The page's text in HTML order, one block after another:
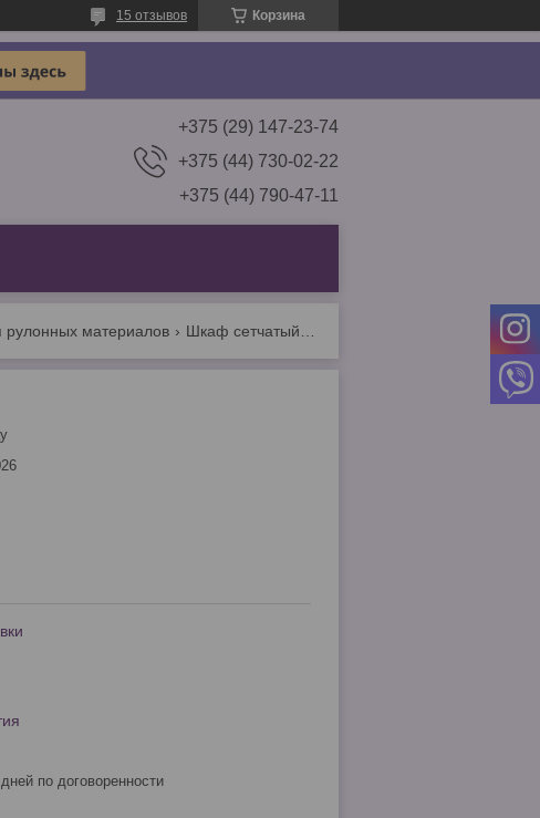
Корзина
15 отзывов
+375 (29) 147-23-74
+375 (44) 730-02-22
+375 (44) 790-47-11
рулонных материалов
дней по договоренности